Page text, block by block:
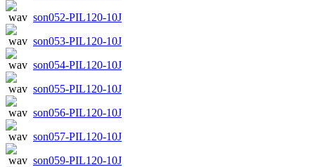
son052-PIL120-10J
son053-PIL120-10J
son054-PIL120-10J
son055-PIL120-10J
son056-PIL120-10J
son057-PIL120-10J
son059-PIL120-10J